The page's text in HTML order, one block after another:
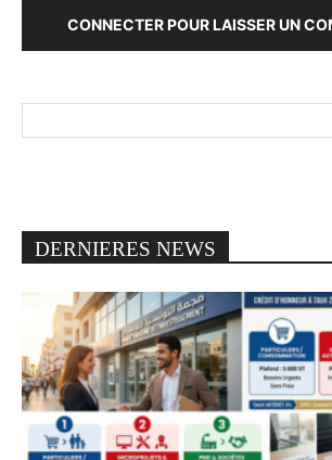
CONNECTER POUR LAISSER UN
DERNIERES NEWS